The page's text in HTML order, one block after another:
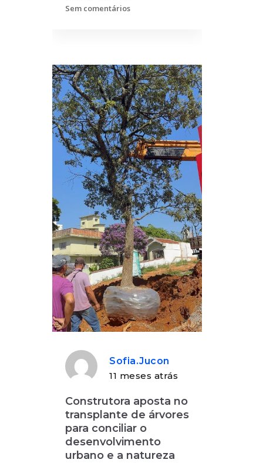
Sem comentários
Sofia.jucon
11 meses atrás
Construtora aposta no
transplante de árvores
para conciliar o
desenvolvimento
urbano e a natureza